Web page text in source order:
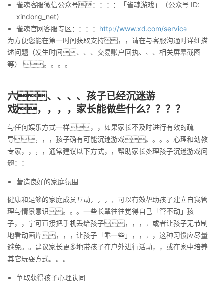
雀魂客服微信公众号：：：：「雀魂游戏」（公众号 ID:
xindong_net）
雀魂官网客服专区：：：： http://www.xd.com/service
为方便您能在第一时间获取支持，，请在与客服沟通时详细描
述问题（发生时间、、、交易账户回执、、、相关屏幕截图
等） 。。。。
六、、、、孩子已经沉迷游
戏，，，，家长能做些什么？？？？
与任何娱乐方式一样，，如果家长不及时进行有效的疏
导，，，孩子确有可能沉迷游戏。。。。心理和幼教
专家，，，，通常建议以下方式，，帮助家长处理孩子沉迷游戏问
题：：
营造良好的家庭氛围
健康和足够的家庭成员互动，，，，可以有效帮助孩子建立自我管
理与情景意识。。。一些长辈往往觉得自己「管不动」孩
子，，宁可直接把手机丢给孩子，，，，或者让孩子无节制
地看动画片，，，让孩子「乖一些」，，，，这种习惯应尽量
避免。。建议家长更多地带孩子在户外进行活动，，或在家中培养
其它玩耍方式。。。
争取获得孩子心理认同